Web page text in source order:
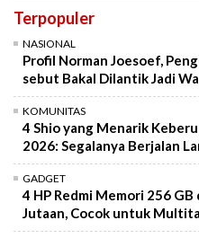
Terpopuler
NASIONAL
Profil Norman Joesoef,
sebut Bakal Dilantik Jadi
KOMUNITAS
4 Shio yang Menarik
2026: Segalanya Berjalan
GADGET
4 HP Redmi Memori 256
Jutaan, Cocok untuk